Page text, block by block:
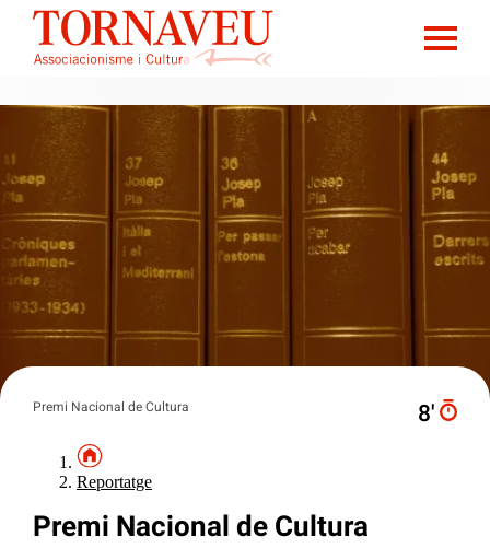
Premi Nacional de Cultura 8′
Reportatge
Premi Nacional de Cultura